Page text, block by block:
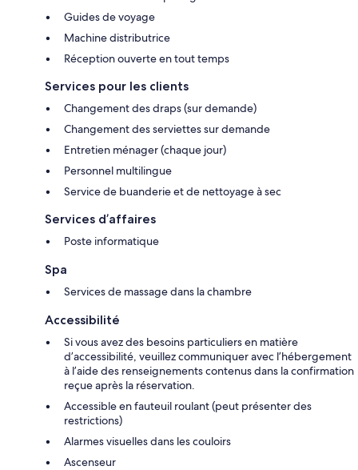
Guides de voyage
Machine distributrice
Réception ouverte en tout temps
Services pour les clients
Changement des draps (sur demande)
Changement des serviettes sur demande
Entretien ménager (chaque jour)
Personnel multilingue
Service de buanderie et de nettoyage à sec
Services d’affaires
Poste informatique
Spa
Services de massage dans la chambre
Accessibilité
Si vous avez des besoins particuliers en matière
d’accessibilité, veuillez communiquer avec l’hébergement
à l’aide des renseignements contenus dans la confirmation
reçue après la réservation.
Accessible en fauteuil roulant (peut présenter des
restrictions)
Alarmes visuelles dans les couloirs
Ascenseur